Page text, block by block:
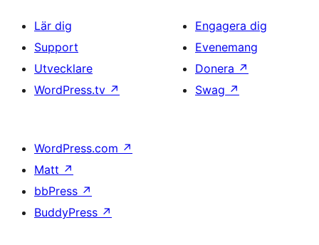
Lär dig
Support
Utvecklare
WordPress.tv ↗
Engagera dig
Evenemang
Donera ↗
Swag ↗
WordPress.com ↗
Matt ↗
bbPress ↗
BuddyPress ↗